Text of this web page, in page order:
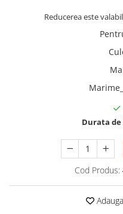
Reducerea este
Durata
Cod Produs: